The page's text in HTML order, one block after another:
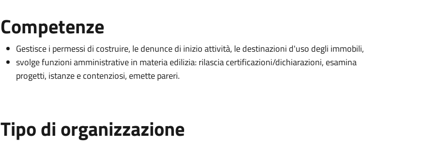
Competenze
Gestisce i permessi di costruire, le denunce di inizio attività, le destinazioni d'uso degli immobili,
svolge funzioni amministrative in materia edilizia: rilascia certificazioni/dichiarazioni, esamina
progetti, istanze e contenziosi, emette pareri.
Tipo di organizzazione